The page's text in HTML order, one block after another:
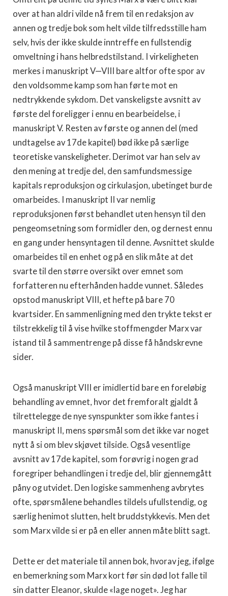
over at han aldri vilde nå frem til en redaksjon av
annen og tredje bok som helt vilde tilfredsstille ham
selv, hvis der ikke skulde inntreffe en fullstendig
omveltning i hans helbredstilstand. I virkeligheten
merkes i manuskript V—VIII bare altfor ofte spor av
den voldsomme kamp som han førte mot en
nedtrykkende sykdom. Det vanskeligste avsnitt av
første del forelig­ger i ennu en bearbeidelse, i
manuskript V. Resten av første og annen del (med
undtagelse av 17de kapitel) bød ikke på særlige
teoretiske vanskeligheter. Derimot var han selv av
den mening at tredje del, den samfundsmessige
kapitals re­produksjon og cirkulasjon, ubetinget burde
omarbeides. I manuskript II var nemlig
reproduksjonen først behandlet uten hensyn til den
pengeomsetning som formidler den, og der­nest ennu
en gang under hensyntagen til denne. Avsnittet skulde
omarbeides til en enhet og på en slik måte at det
svarte til den større oversikt over emnet som
forfatteren nu efterhånden hadde vunnet. Således
opstod manuskript VIII, et hefte på bare 70
kvartsider. En sammenligning med den trykte tekst er
tilstrekkelig til å vise hvilke stoffmengder Marx var
istand til å sammentrenge på disse få håndskrevne
sider.
Også manuskript VIII er imidlertid bare en foreløbig
be­handling av emnet, hvor det fremforalt gjaldt å
tilrettelegge de nye synspunkter som ikke fantes i
manuskript II, mens spørsmål som det ikke var noget
nytt å si om blev skjøvet tilside. Også vesentlige
avsnitt av 17de kapitel, som forøvrig i nogen grad
foregriper behandlingen i tredje del, blir gjennemgått
påny og utvidet. Den logiske sammenheng avbrytes
ofte, spørsmålene behandles tildels ufullstendig, og
særlig henimot slutten, helt bruddstykkevis. Men det
som Marx vilde si er på en eller annen måte blitt sagt.
Dette er det materiale til annen bok, hvorav jeg, ifølge
en bemerkning som Marx kort før sin død lot falle til
sin datter Eleanor, skulde «lage noget». Jeg har